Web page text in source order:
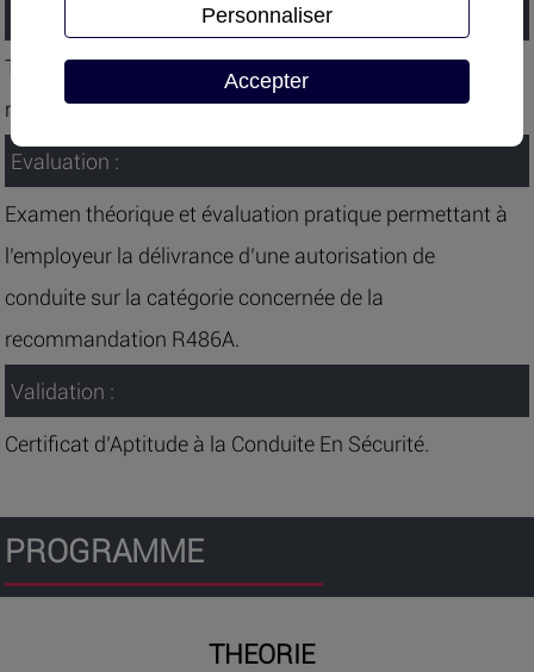
Méthode pédagogique :
Tests théoriques et exercices pratiques conformes à la
recommandation R486A et au FAQ.
Evaluation :
Examen théorique et évaluation pratique permettant à
l’employeur la délivrance d’une autorisation de
conduite sur la catégorie concernée de la
recommandation R486A.
Validation :
Certificat d’Aptitude à la Conduite En Sécurité.
PROGRAMME
THEORIE
Accepter
Personnaliser